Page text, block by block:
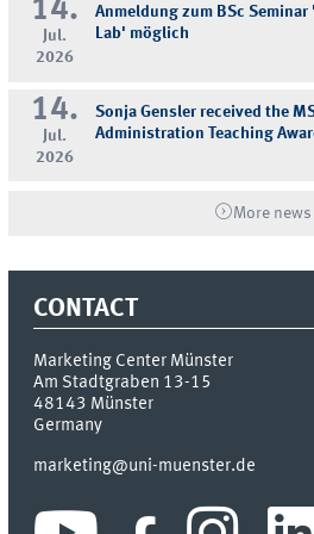
14.
Jul.
2026
Anmeldung zum BSc
Lab' möglich
14.
Jul.
2026
Sonja Gensler received the
Administration Teaching
More news
CONTACT
Marketing Center Münster
Am Stadtgraben 13-15
48143 Münster
Germany
marketing@uni-muenster.de